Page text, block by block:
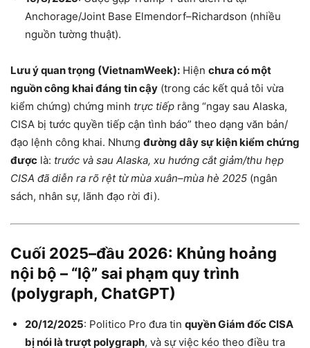
Anchorage/Joint Base Elmendorf–Richardson (nhiều
nguồn tường thuật).
Lưu ý quan trọng (VietnamWeek): Hiện chưa có một
nguồn công khai đáng tin cậy (trong các kết quả tôi vừa
kiểm chứng) chứng minh trực tiếp rằng “ngay sau Alaska,
CISA bị tước quyền tiếp cận tình báo” theo dạng văn bản/
đạo lệnh công khai. Nhưng đường dây sự kiện kiểm chứng
được là: trước và sau Alaska, xu hướng cắt giảm/thu hẹp
CISA đã diễn ra rõ rệt từ mùa xuân–mùa hè 2025 (ngân
sách, nhân sự, lãnh đạo rời đi).
Cuối 2025–đầu 2026: Khủng hoảng
nội bộ – “lộ” sai phạm quy trình
(polygraph, ChatGPT)
20/12/2025: Politico Pro đưa tin quyền Giám đốc CISA
bị nói là trượt polygraph, và sự việc kéo theo điều tra